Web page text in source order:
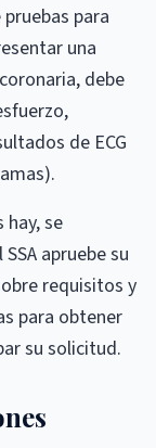
para
una
debe
de ECG
hay, se
apruebe su
requisitos y
para obtener
su solicitud.